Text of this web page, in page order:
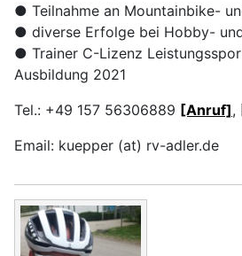
● Teilnahme an Mountainbike-
● diverse Erfolge bei Hobby-
● Trainer C-Lizenz
Ausbildung 2021
Tel.: +49 157 56306889 [Anruf],
Email: kuepper (at) rv-adler.de